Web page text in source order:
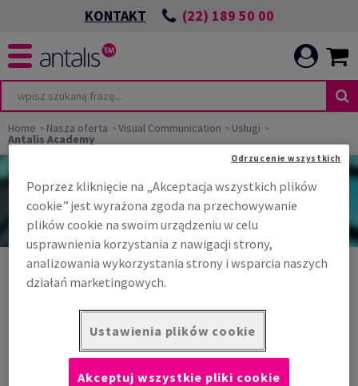
KONTAKT (22) 189 50 00
Home Nasza oferta Visual Communication Usługi
Antalis Academy
Załóż konto, aby regularnie otrzymywać ciekawe informacje i korzystne
oferty!
Załóż konto
Oferujemy produkty certyfikowane
Certyfikaty
Poprzez kliknięcie na „Akceptacja wszystkich plików
cookie” jest wyrażona zgoda na przechowywanie
plików cookie na swoim urządzeniu w celu
usprawnienia korzystania z nawigacji strony,
analizowania wykorzystania strony i wsparcia naszych
działań marketingowych.
Ustawienia plików cookie
Odrzucenie wszystkich
Akceptuj wszystkie pliki cookie